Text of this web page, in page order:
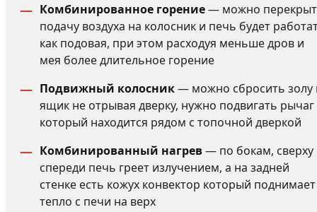
Комбинированное горение— можно
подачу воздуха на колосник и печь будет
как подовая, при этом расходуя меньше дров и
мея более длительное горение
Подвижный колосник— можно сбросить золу
ящик не отрывая дверку, нужно подвигать рычаг
который находится рядом с топочной дверкой
Комбинированный нагрев— по бокам, сверху
спереди печь греет излучением, а на задней
стенке есть кожух конвектор который поднимает
тепло с печи на верх